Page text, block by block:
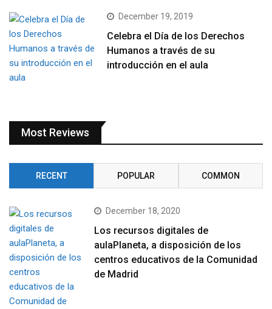
December 19, 2019
Celebra el Día de los Derechos
Humanos a través de su
introducción en el aula
Most Reviews
RECENT POPULAR COMMON
December 18, 2020
Los recursos digitales de
aulaPlaneta, a disposición de los
centros educativos de la Comunidad
de Madrid